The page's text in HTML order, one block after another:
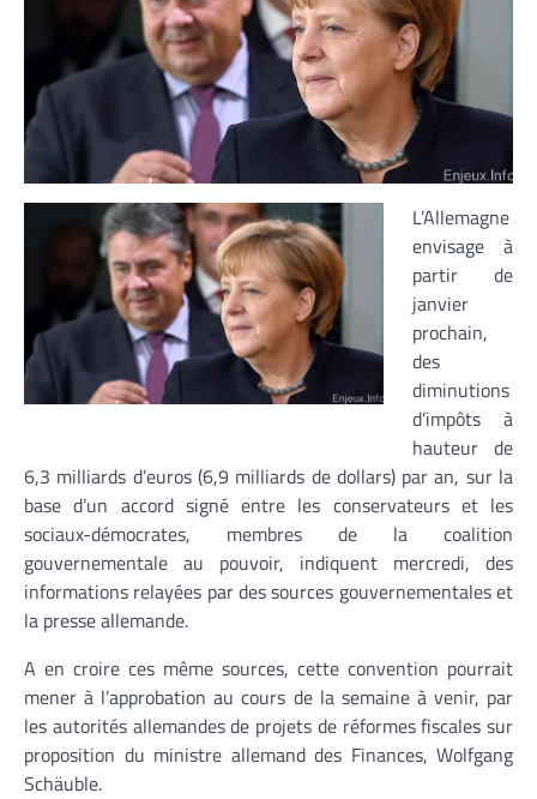
L’Allemagne
envisage à
partir de
janvier
prochain,
des
diminutions
d’impôts à
hauteur de
6,3 milliards d’euros (6,9 milliards de dollars) par an, sur la
base d’un accord signé entre les conservateurs et les
sociaux-démocrates, membres de la coalition
gouvernementale au pouvoir, indiquent mercredi, des
informations relayées par des sources gouvernementales et
la presse allemande.
A en croire ces même sources, cette convention pourrait
mener à l’approbation au cours de la semaine à venir, par
les autorités allemandes de projets de réformes fiscales sur
proposition du ministre allemand des Finances, Wolfgang
Schäuble.